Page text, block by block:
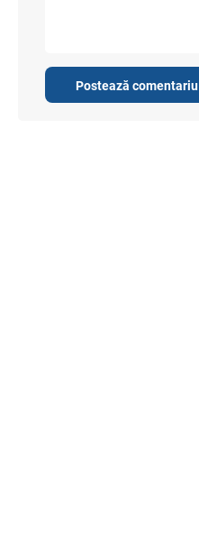
Postează comentariu